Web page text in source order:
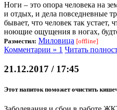
Ноги – это опора человека на
и отдых, и дела повседневные
бывает, что человек так
ноющие ощущения в ногах,
Разместил: Миловица [offline]
Комментарии » 1 Читать
21.12.2017 / 17:45
Этот напиток поможет очистить